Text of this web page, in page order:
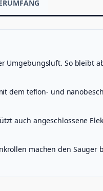
So bleibt
dem teflon- und
auch angeschlossene
machen den Sauger